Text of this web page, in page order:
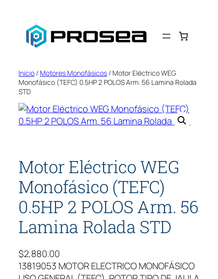
contenido
Inicio / Motores Monofásicos / Motor Eléctrico WEG
Monofásico (TEFC) 0.5HP 2 POLOS Arm. 56 Lamina Rolada
STD
Motor Eléctrico WEG
Monofásico (TEFC)
0.5HP 2 POLOS Arm. 56
Lamina Rolada STD
$2,880.00
13819053 MOTOR ELECTRICO MONOFÁSICO